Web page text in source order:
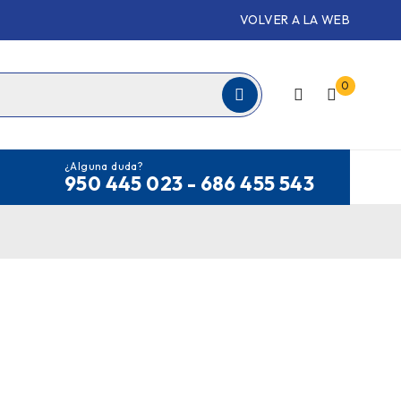
VOLVER A LA WEB
0
¿Alguna duda?
950 445 023 - 686 455 543